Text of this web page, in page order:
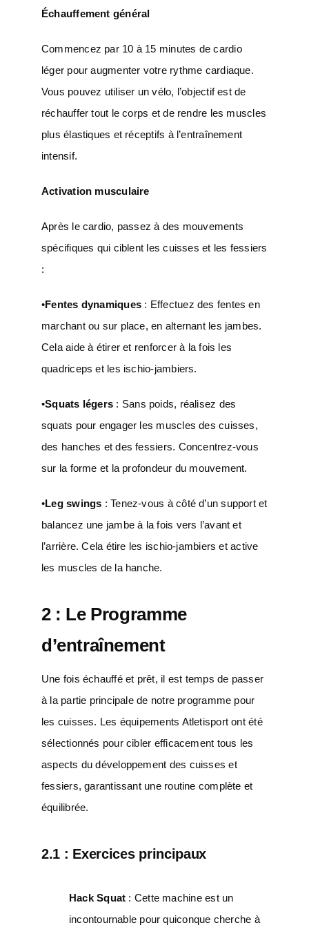
Échauffement général
Commencez par 10 à 15 minutes de cardio
léger pour augmenter votre rythme cardiaque.
Vous pouvez utiliser un vélo, l’objectif est de
réchauffer tout le corps et de rendre les muscles
plus élastiques et réceptifs à l’entraînement
intensif.
Activation musculaire
Après le cardio, passez à des mouvements
spécifiques qui ciblent les cuisses et les fessiers
:
•Fentes dynamiques : Effectuez des fentes en
marchant ou sur place, en alternant les jambes.
Cela aide à étirer et renforcer à la fois les
quadriceps et les ischio-jambiers.
•Squats légers : Sans poids, réalisez des
squats pour engager les muscles des cuisses,
des hanches et des fessiers. Concentrez-vous
sur la forme et la profondeur du mouvement.
•Leg swings : Tenez-vous à côté d’un support et
balancez une jambe à la fois vers l’avant et
l’arrière. Cela étire les ischio-jambiers et active
les muscles de la hanche.
2 : Le Programme
d’entraînement
Une fois échauffé et prêt, il est temps de passer
à la partie principale de notre programme pour
les cuisses. Les équipements Atletisport ont été
sélectionnés pour cibler efficacement tous les
aspects du développement des cuisses et
fessiers, garantissant une routine complète et
équilibrée.
2.1 : Exercices principaux
Hack Squat : Cette machine est un
incontournable pour quiconque cherche à